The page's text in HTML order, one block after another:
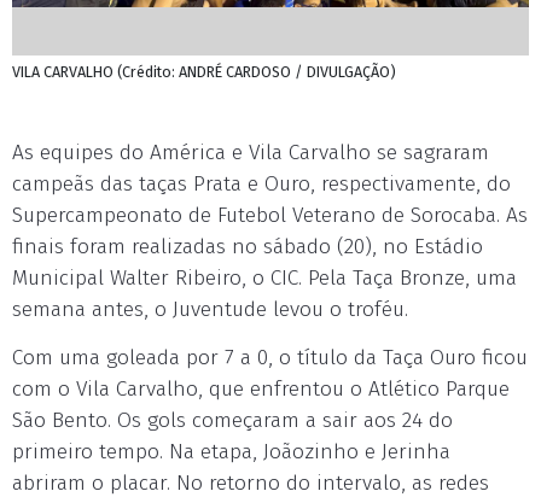
VILA CARVALHO (Crédito: ANDRÉ CARDOSO / DIVULGAÇÃO)
As equipes do América e Vila Carvalho se sagraram
campeãs das taças Prata e Ouro, respectivamente, do
Supercampeonato de Futebol Veterano de Sorocaba. As
finais foram realizadas no sábado (20), no Estádio
Municipal Walter Ribeiro, o CIC. Pela Taça Bronze, uma
semana antes, o Juventude levou o troféu.
Com uma goleada por 7 a 0, o título da Taça Ouro ficou
com o Vila Carvalho, que enfrentou o Atlético Parque
São Bento. Os gols começaram a sair aos 24 do
primeiro tempo. Na etapa, Joãozinho e Jerinha
abriram o placar. No retorno do intervalo, as redes